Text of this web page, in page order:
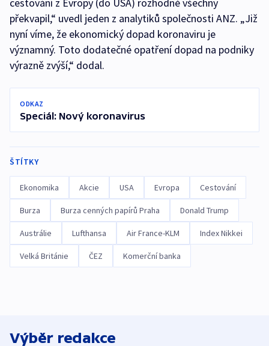
cestování z Evropy (do USA) rozhodně všechny
překvapil,“ uvedl jeden z analytiků společnosti ANZ. „Již
nyní víme, že ekonomický dopad koronaviru je
významný. Toto dodatečné opatření dopad na podniky
výrazně zvýší,“ dodal.
ODKAZ
Speciál: Nový koronavirus
ŠTÍTKY
Ekonomika Akcie USA Evropa Cestování
Burza Burza cenných papírů Praha Donald Trump
Austrálie Lufthansa Air France-KLM Index Nikkei
Velká Británie ČEZ Komerční banka
Výběr redakce